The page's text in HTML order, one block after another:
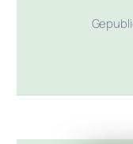
ziek te zijn
Pringel. De